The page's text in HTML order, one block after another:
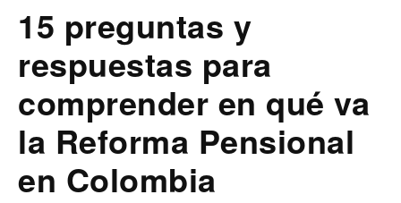
15 preguntas y
respuestas para
comprender en qué va
la Reforma Pensional
en Colombia